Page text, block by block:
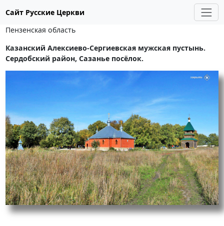
Сайт Русские Церкви
Пензенская область
Казанский Алексиево-Сергиевская мужская пустынь.
Сердобский район, Сазанье посёлок.